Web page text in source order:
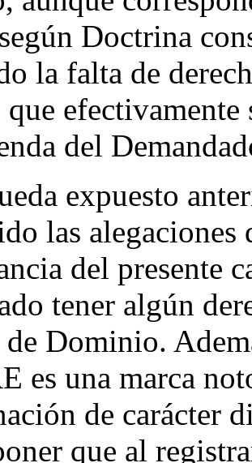
Doctrina
la falta de
efectivamente
del
expuesto
las alegaciones
del presente
tener algún
Dominio.
es una marca
de carácter
que al